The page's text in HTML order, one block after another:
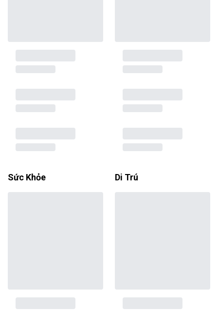
Sức Khỏe Di Trú